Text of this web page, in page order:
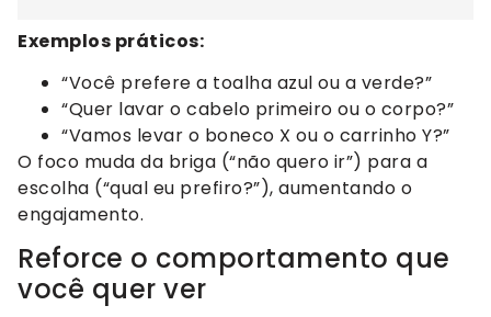
Exemplos práticos:
“Você prefere a toalha azul ou a verde?”
“Quer lavar o cabelo primeiro ou o corpo?”
“Vamos levar o boneco X ou o carrinho Y?”
O foco muda da briga (“não quero ir”) para a
escolha (“qual eu prefiro?”), aumentando o
engajamento.
Reforce o comportamento que
você quer ver